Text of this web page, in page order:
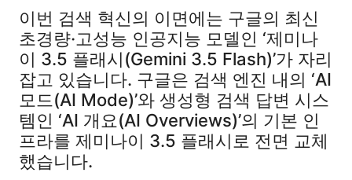
이번 검색 혁신의 이면에는 구글의 최신
초경량·고성능 인공지능 모델인 ‘제미나
이 3.5 플래시(Gemini 3.5 Flash)’가 자리
잡고 있습니다. 구글은 검색 엔진 내의 ‘AI
모드(AI Mode)’와 생성형 검색 답변 시스
템인 ‘AI 개요(AI Overviews)’의 기본 인
프라를 제미나이 3.5 플래시로 전면 교체
했습니다.